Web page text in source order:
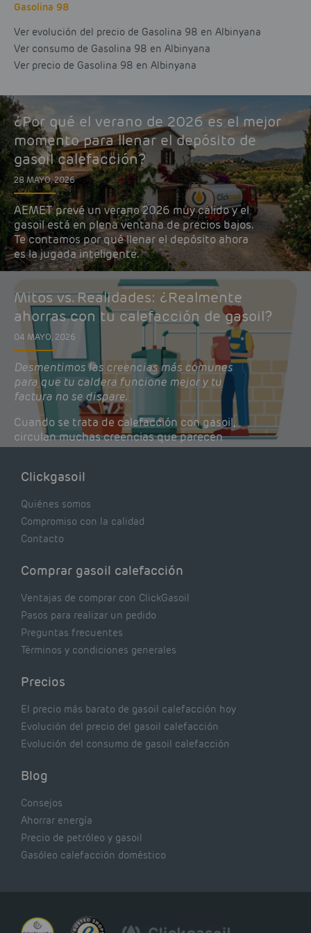
Gasolina 98
Ver evolución del precio de Gasolina 98 en Albinyana
Ver consumo de Gasolina 98 en Albinyana
Ver precio de Gasolina 98 en Albinyana
¿Por qué el verano de 2026 es el mejor
momento para llenar el depósito de
gasoil calefacción?
28 MAYO, 2026
AEMET prevé un verano 2026 muy cálido y el
gasoil está en plena ventana de precios bajos.
Te contamos por qué llenar el depósito ahora
es la jugada inteligente.
Mitos vs. Realidades: ¿Realmente
ahorras con tu calefacción de gasoil?
04 MAYO, 2026
Desmentimos las creencias más comunes
para que tu caldera funcione mejor y tu
factura no se dispare.
Cuando se trata de calefacción con gasoil,
circulan muchas creencias que parecen
lógicas pero que, en realidad, pueden estar
de tu caldera. Pocas se contrastan con lo que
Clickgasoil
Quiénes somos
Compromiso con la calidad
Contacto
Comprar gasoil calefacción
Ventajas de comprar con ClickGasoil
Pasos para realizar un pedido
Preguntas frecuentes
Términos y condiciones generales
Precios
El precio más barato de gasoil calefacción hoy
Evolución del precio del gasoil calefacción
Evolución del consumo de gasoil calefacción
Blog
Consejos
Ahorrar energía
Precio de petróleo y gasoil
Gasóleo calefacción doméstico